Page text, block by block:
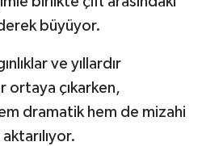
büyüyor.
ve yıllardır
ortaya çıkarken,
dramatik hem de mizahi